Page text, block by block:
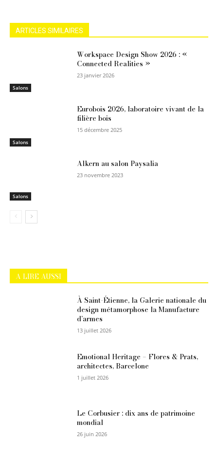
ARTICLES SIMILAIRES
Salons
Workspace Design Show 2026 : «
Connected Realities »
23 janvier 2026
Salons
Eurobois 2026, laboratoire vivant de la
filière bois
15 décembre 2025
Salons
Alkern au salon Paysalia
23 novembre 2023
A LIRE AUSSI
À Saint-Étienne, la Galerie nationale du
design métamorphose la Manufacture
d’armes
13 juillet 2026
Emotional Heritage – Flores & Prats,
architectes, Barcelone
1 juillet 2026
Le Corbusier : dix ans de patrimoine
mondial
26 juin 2026